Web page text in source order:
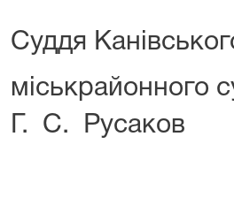
Суддя
Г. С. Русаков